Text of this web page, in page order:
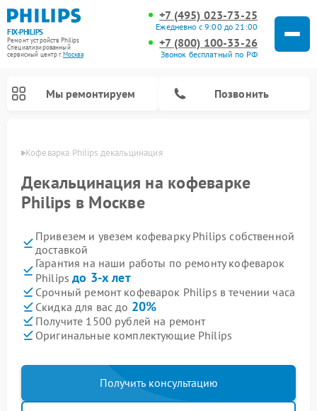
FIX-PHILIPS
Ремонт устройств Philips
Специализированный
cервисный центр г.Москва
+7 (495) 023-73-25
Ежедневно с 9:00 до 21:00
+7 (800) 100-33-26
Звонок бесплатный по РФ
Мы ремонтируем Позвонить
Кофеварка Philips декальцинация
Декальцинация на кофеварке
Philips в Москве
Привезем и увезем кофеварку Philips собственной
доставкой
Гарантия на наши работы по ремонту кофеварок
Philipsдо 3-х лет
Срочный ремонт кофеварок Philips в течении часа
Скидка для вас до 20%
Получите 1500 рублей на ремонт
Оригинальные комплектующие Philips
Получить консультацию